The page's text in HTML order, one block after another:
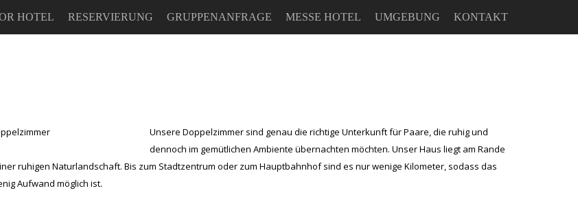
HOTEL RESERVIERUNG GRUPPENANFRAGE MESSE HOTEL UMGEBUNG KONTAKT
Unsere Doppelzimmer sind genau die richtige Unterkunft für Paare, die ruhig und
dennoch im gemütlichen Ambiente übernachten möchten. Unser Haus liegt am Rande
ruhigen Naturlandschaft. Bis zum Stadtzentrum oder zum Hauptbahnhof sind es nur wenige Kilometer, sodass das
Aufwand möglich ist.